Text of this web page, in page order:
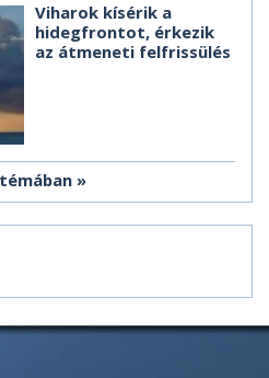
Viharok kísérik a
hidegfrontot, érkezik
az átmeneti felfrissülés